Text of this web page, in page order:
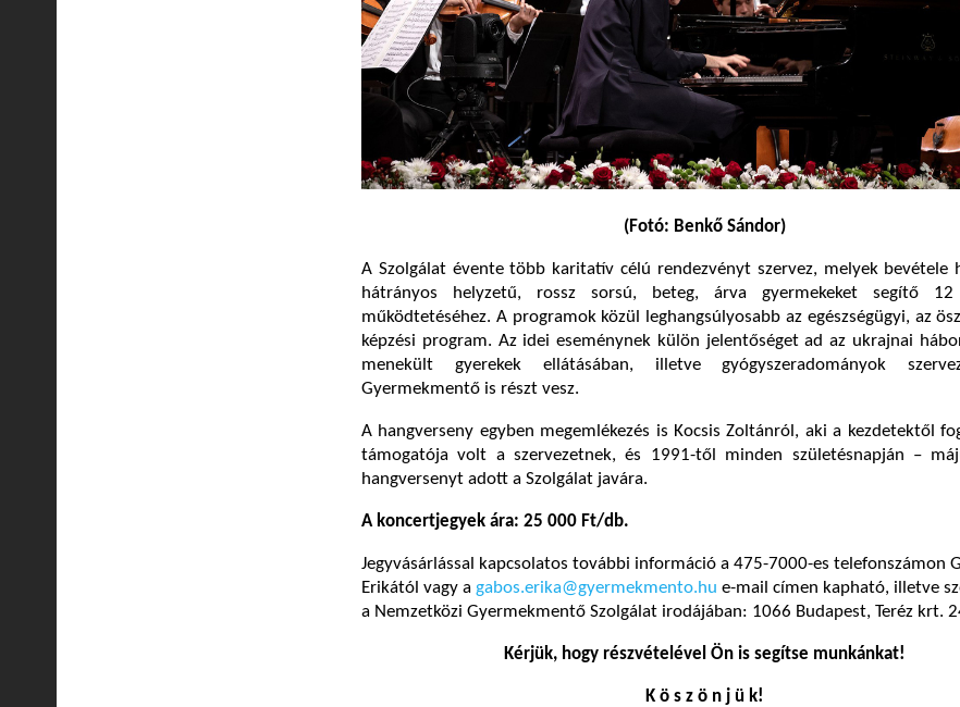
(Fotó: Benkő Sándor)
A Szolgálat évente több karitatív célú rendezvényt szervez, melyek bevétele
hátrányos helyzetű, rossz sorsú, beteg, árva gyermekeket segítő 12
működtetéséhez. A programok közül leghangsúlyosabb az egészségügyi, az
képzési program. Az idei eseménynek külön jelentőséget ad az ukrajnai
menekült gyerekek ellátásában, illetve gyógyszeradományok
Gyermekmentő is részt vesz.
A hangverseny egyben megemlékezés is Kocsis Zoltánról, aki a kezdetektől
támogatója volt a szervezetnek, és 1991-től minden születésnapján –
hangversenyt adott a Szolgálat javára.
A koncertjegyek ára: 25 000 Ft/db.
Jegyvásárlással kapcsolatos további információ a 475-7000-es telefonszámon
Erikától vagy a gabos.erika@gyermekmento.hu e-mail címen kapható, illetve
a Nemzetközi Gyermekmentő Szolgálat irodájában: 1066 Budapest, Teréz krt.
Kérjük, hogy részvételével Ön is segítse munkánkat!
K ö s z ö n j ü k!